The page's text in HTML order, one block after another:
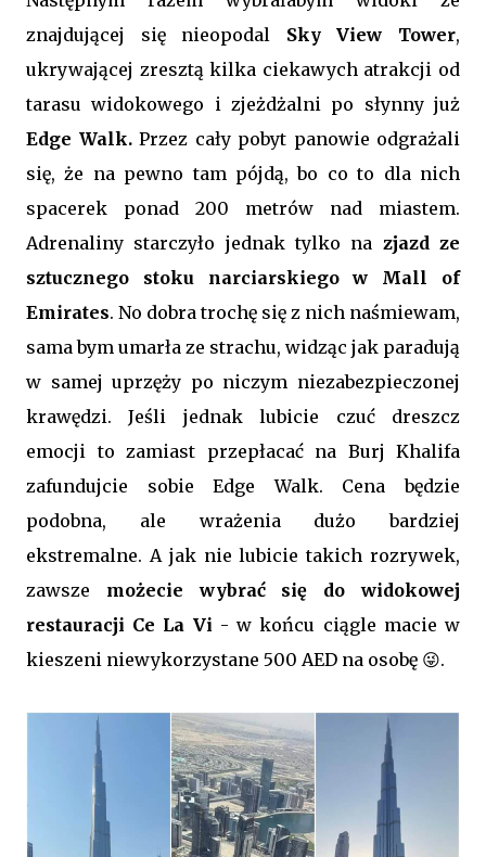
znajdującej się nieopodal Sky View Tower,
ukrywającej zresztą kilka ciekawych atrakcji od
tarasu widokowego i zjeżdżalni po słynny już
Edge Walk.Przez cały pobyt panowie odgrażali
się, że na pewno tam pójdą, bo co to dla nich
spacerek ponad 200 metrów nad miastem.
Adrenaliny starczyło jednak tylko na zjazd ze
sztucznego stoku narciarskiego w Mall of
Emirates. No dobra trochę się z nich naśmiewam,
sama bym umarła ze strachu, widząc jak paradują
w samej uprzęży po niczym niezabezpieczonej
krawędzi. Jeśli jednak lubicie czuć dreszcz
emocji to zamiast przepłacać na Burj Khalifa
zafundujcie sobie Edge Walk. Cena będzie
podobna, ale wrażenia dużo bardziej
ekstremalne. A jak nie lubicie takich rozrywek,
zawsze możecie wybrać się do widokowej
restauracji Ce La Vi - w końcu ciągle macie w
kieszeni niewykorzystane 500 AED na osobę 😜.